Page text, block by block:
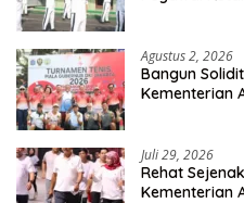
Agustus 2, 2026
Bangun
Kementerian
Juli 29, 2026
Rehat
Kementerian